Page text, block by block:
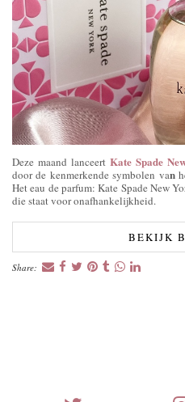
Deze maand lanceert Kate Spade
door de kenmerkende symbolen van
Het eau de parfum: Kate Spade New
die staat voor onafhankelijkheid.
BEKIJK
Share: